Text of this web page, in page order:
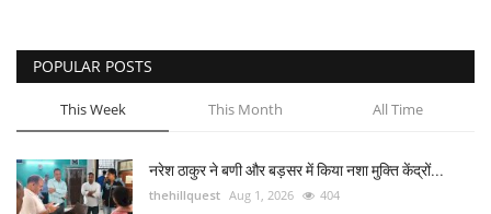
POPULAR POSTS
This Week This Month All Time
नरेश ठाकुर ने बणी और बड़सर में किया नशा मुक्ति केंद्रों...
thehillquest Aug 1, 2026 404